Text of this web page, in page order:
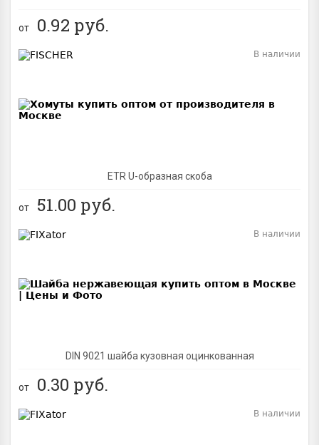
от 0.92 руб.
ETR U-образная скоба
В наличии
от 51.00 руб.
DIN 9021 шайба кузовная оцинкованная
В наличии
от 0.30 руб.
В наличии